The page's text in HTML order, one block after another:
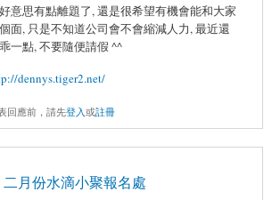
意思有點離題了, 還是很希望有機會能和大家
面, 只是不知道公司會不會縮減人力, 最近還
一點, 不要隨便請假 ^^
dennys.tiger2.net/
回應前，請先登入或註冊
二月份水滴小聚報名處